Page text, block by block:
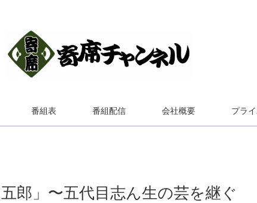
番組表 番組配信 会社概要 プラ
郎」〜五代目志ん生の芸を継ぐ